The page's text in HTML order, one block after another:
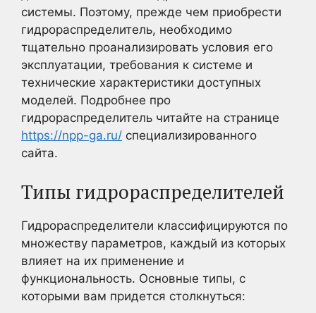
системы. Поэтому, прежде чем приобрести
гидрораспределитель, необходимо
тщательно проанализировать условия его
эксплуатации, требования к системе и
технические характеристики доступных
моделей. Подробнее про
гидрораспределитель читайте на странице
https://npp-ga.ru/ специализированного
сайта.
Типы гидрораспределителей
Гидрораспределители классифицируются по
множеству параметров, каждый из которых
влияет на их применение и
функциональность. Основные типы, с
которыми вам придется столкнуться: